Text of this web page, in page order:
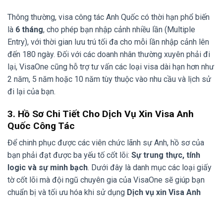
Thông thường, visa công tác Anh Quốc có thời hạn phổ biến
là 6 tháng, cho phép bạn nhập cảnh nhiều lần (Multiple
Entry), với thời gian lưu trú tối đa cho mỗi lần nhập cảnh lên
đến 180 ngày. Đối với các doanh nhân thường xuyên phải đi
lại, VisaOne cũng hỗ trợ tư vấn các loại visa dài hạn hơn như
2 năm, 5 năm hoặc 10 năm tùy thuộc vào nhu cầu và lịch sử
đi lại của bạn.
3. Hồ Sơ Chi Tiết Cho Dịch Vụ Xin Visa Anh
Quốc Công Tác
Để chinh phục được các viên chức lãnh sự Anh, hồ sơ của
bạn phải đạt được ba yếu tố cốt lõi: Sự trung thực, tính
logic và sự minh bạch. Dưới đây là danh mục các loại giấy
tờ cốt lõi mà đội ngũ chuyên gia của VisaOne sẽ giúp bạn
chuẩn bị và tối ưu hóa khi sử dụng Dịch vụ xin Visa Anh